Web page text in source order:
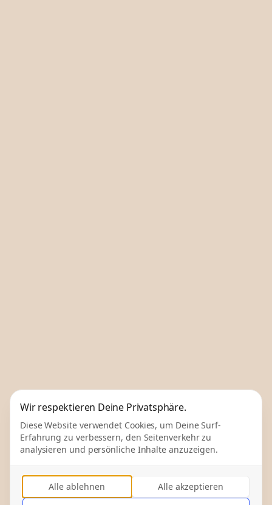
Wir respektieren Deine Privatsphäre.
Diese Website verwendet Cookies, um Deine Surf-
Erfahrung zu verbessern, den Seitenverkehr zu
analysieren und persönliche Inhalte anzuzeigen.
Alle ablehnen
Alle akzeptieren